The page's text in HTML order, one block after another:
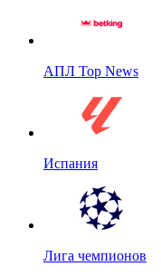
АПЛ Top News
Испания
Лига чемпионов